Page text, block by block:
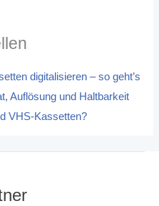
digitalisieren – so geht’s
Auflösung und Haltbarkeit
VHS-Kassetten?